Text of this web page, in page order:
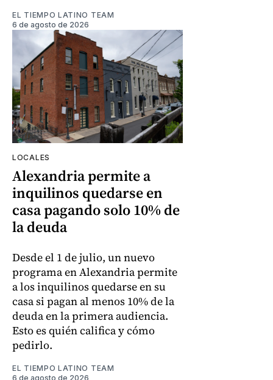
EL TIEMPO LATINO TEAM
6 de agosto de 2026
LOCALES
Alexandria permite a
inquilinos quedarse en
casa pagando solo 10% de
la deuda
Desde el 1 de julio, un nuevo
programa en Alexandria permite
a los inquilinos quedarse en su
casa si pagan al menos 10% de la
deuda en la primera audiencia.
Esto es quién califica y cómo
pedirlo.
EL TIEMPO LATINO TEAM
6 de agosto de 2026